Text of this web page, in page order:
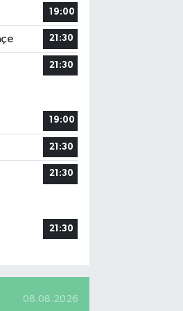
19:00
21:30
21:30
19:00
21:30
21:30
21:30
08.08.2026